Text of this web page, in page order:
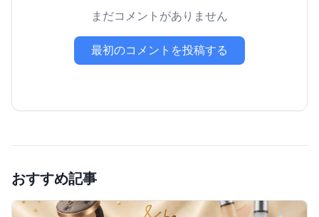
まだコメントがありません
最初のコメントを投稿する
おすすめ記事